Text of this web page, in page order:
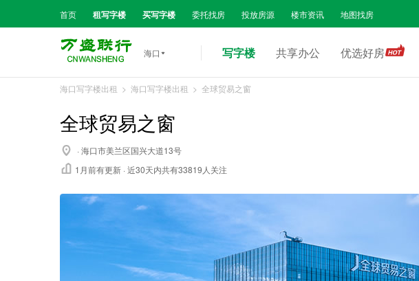
首页 租写字楼 买写字楼 委托找房 投放房源 楼市资讯 地图找房
海口  写字楼 共享办公 优选好房
海口写字楼出租 > 海口写字楼出租 > 全球贸易之窗
全球贸易之窗
 · 海口市美兰区国兴大道13号
 1月前有更新 · 近30天内共有33819人关注